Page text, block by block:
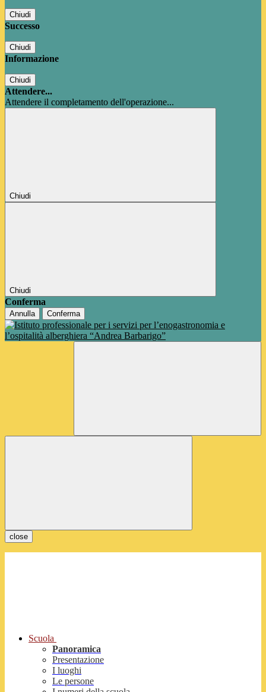
Chiudi
Successo
Chiudi
Informazione
Chiudi
Attendere...
Attendere il completamento dell'operazione...
Chiudi
Chiudi
Conferma
Annulla Conferma
close
Scuola
Panoramica
Presentazione
I luoghi
Le persone